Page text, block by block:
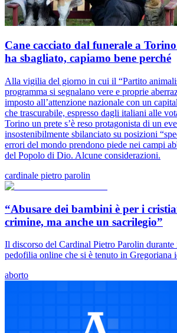
Cane cacciato dal funerale a
ha sbagliato, capiamo bene perché
Alla vigilia del giorno in cui il “Partito
programma si segnalano vere e proprie
imposto all’attenzione nazionale con un
che trascurabile, espresso dagli italiani alle
Torino un prete s’è reso protagonista di un
insostenibilmente sbilanciato su posizioni
errori del mondo prendono piede nei campi
del Popolo di Dio. Alcune considerazioni.
cardinale pietro parolin
“Abusare dei bambini è per i
crimine, ma anche un sacrilegio”
Il discorso del Cardinal Pietro Parolin durante
pedofilia online che si è tenuto in Gregoriana
aborto